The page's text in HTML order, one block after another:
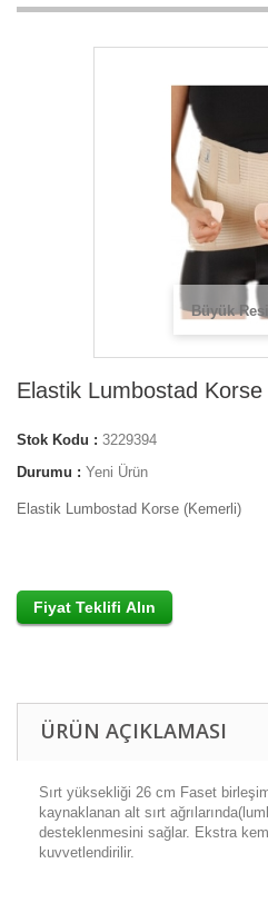
Büyük
Elastik Lumbostad
Stok Kodu : 3229394
Durumu : Yeni Ürün
Elastik Lumbostad Korse (Kemerli)
ÜRÜN AÇIKLAMASI
Sırt yüksekliği 26 cm Faset
kaynaklanan alt sırt
desteklenmesini sağlar. Ekstra
kuvvetlendirilir.